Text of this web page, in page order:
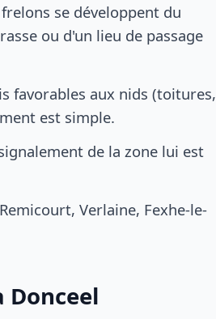
se développent du
ou d'un lieu de passage
favorables aux nids (toitures,
est simple.
de la zone lui est
Verlaine, Fexhe-le-
Donceel